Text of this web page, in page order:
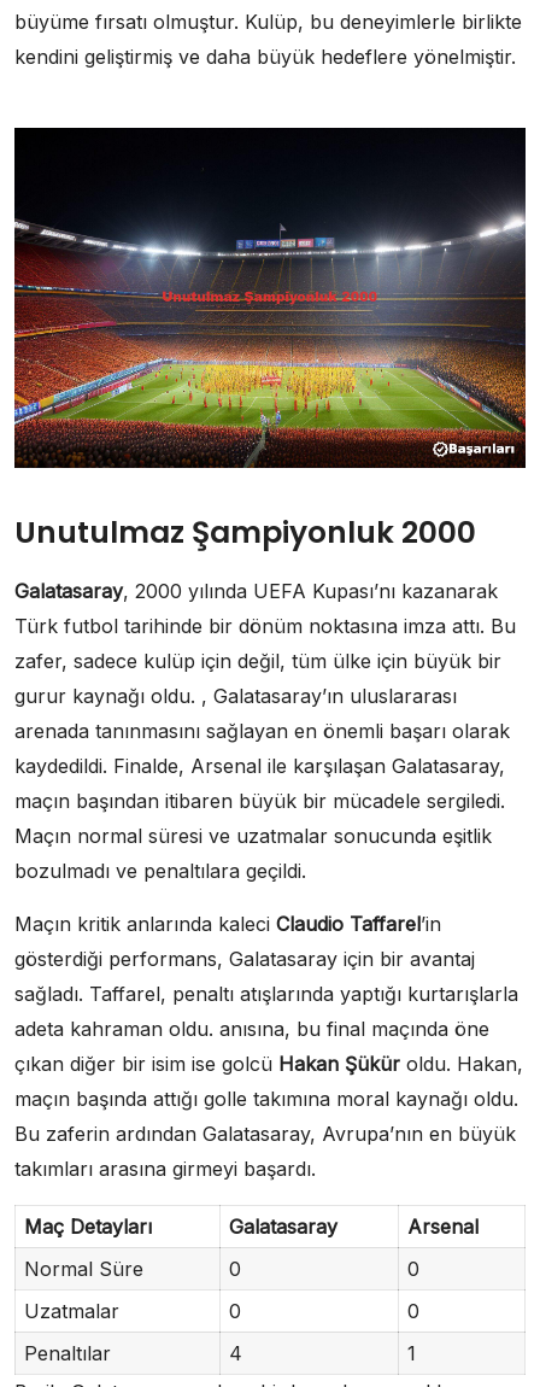
büyüme fırsatı olmuştur. Kulüp, bu deneyimlerle birlikte
kendini geliştirmiş ve daha büyük hedeflere yönelmiştir.
Unutulmaz Şampiyonluk 2000
Galatasaray, 2000 yılında UEFA Kupası’nı kazanarak
Türk futbol tarihinde bir dönüm noktasına imza attı. Bu
zafer, sadece kulüp için değil, tüm ülke için büyük bir
gurur kaynağı oldu. , Galatasaray’ın uluslararası
arenada tanınmasını sağlayan en önemli başarı olarak
kaydedildi. Finalde, Arsenal ile karşılaşan Galatasaray,
maçın başından itibaren büyük bir mücadele sergiledi.
Maçın normal süresi ve uzatmalar sonucunda eşitlik
bozulmadı ve penaltılara geçildi.
Maçın kritik anlarında kaleci Claudio Taffarel’in
gösterdiği performans, Galatasaray için bir avantaj
sağladı. Taffarel, penaltı atışlarında yaptığı kurtarışlarla
adeta kahraman oldu. anısına, bu final maçında öne
çıkan diğer bir isim ise golcü Hakan Şükür oldu. Hakan,
maçın başında attığı golle takımına moral kaynağı oldu.
Bu zaferin ardından Galatasaray, Avrupa’nın en büyük
takımları arasına girmeyi başardı.
Maç Detayları Galatasaray
Arsenal
Normal Süre
0
0
Uzatmalar
0
0
Penaltılar
4
1